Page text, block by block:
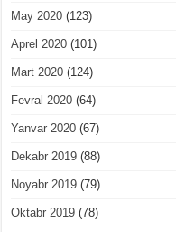
May 2020 (123)
Aprel 2020 (101)
Mart 2020 (124)
Fevral 2020 (64)
Yanvar 2020 (67)
Dekabr 2019 (88)
Noyabr 2019 (79)
Oktabr 2019 (78)